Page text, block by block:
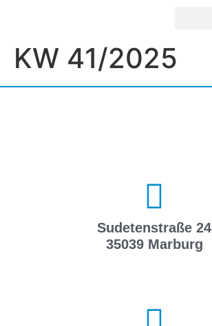
KW 41/2025
Sudetenstraße 24
35039 Marburg